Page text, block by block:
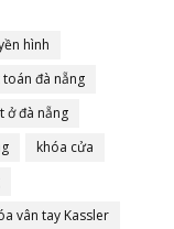
hình
toán đà nẵng
ở đà nẵng
khóa cửa
vân tay Kassler